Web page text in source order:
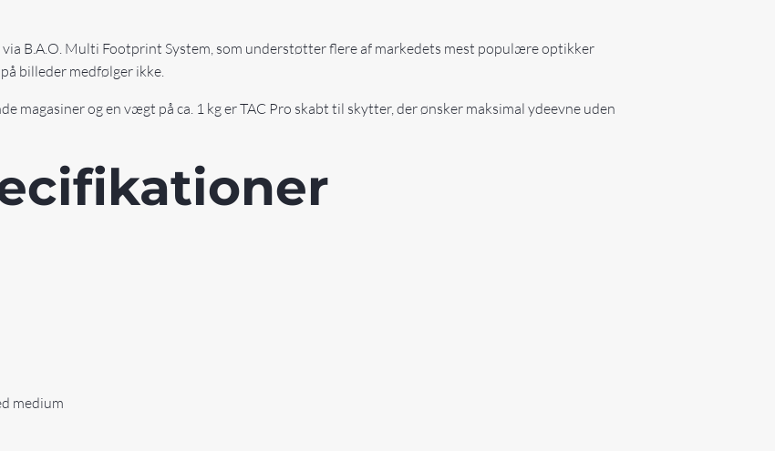
B.A.O. Multi Footprint System, som understøtter flere af markedets mest populære optikker
billeder medfølger ikke.
magasiner og en vægt på ca. 1 kg er TAC Pro skabt til skytter, der ønsker maksimal ydeevne uden
medium